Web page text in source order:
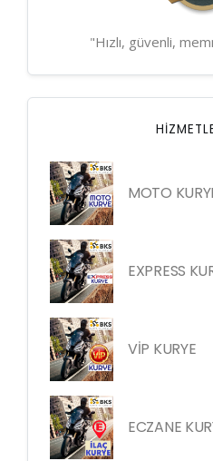
"Hızlı, güvenli,
MOTO
EXPRESS
VİP KURYE
ECZANE